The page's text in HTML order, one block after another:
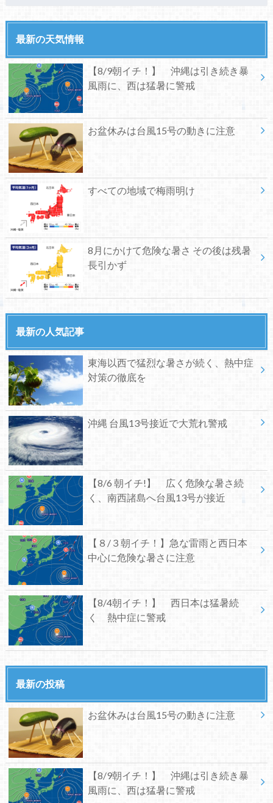
最新の天気情報
【8/9朝イチ！】 沖縄は引き続き暴
風雨に、西は猛暑に警戒
お盆休みは台風15号の動きに注意
すべての地域で梅雨明け
8月にかけて危険な暑さ その後は残暑
長引かず
最新の人気記事
東海以西で猛烈な暑さが続く、熱中症
対策の徹底を
沖縄 台風13号接近で大荒れ警戒
【8/6 朝イチ!】 広く危険な暑さ続
く、南西諸島へ台風13号が接近
【８/３朝イチ！】急な雷雨と西日本
中心に危険な暑さに注意
【8/4朝イチ！】 西日本は猛暑続
く 熱中症に警戒
最新の投稿
お盆休みは台風15号の動きに注意
【8/9朝イチ！】 沖縄は引き続き暴
風雨に、西は猛暑に警戒